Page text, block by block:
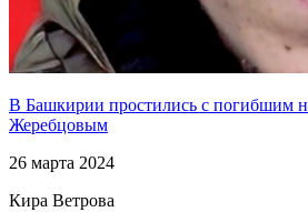
В Башкирии простились с погибшим
Жеребцовым
26 марта 2024
Кира Ветрова